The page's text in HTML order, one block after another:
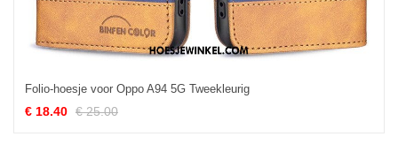
Folio-hoesje voor Oppo A94 5G Tweekleurig
€ 18.40 € 25.00